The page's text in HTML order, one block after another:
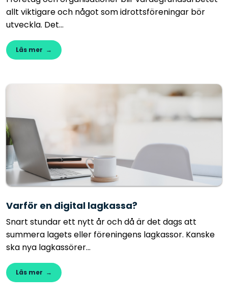
allt viktigare och något som idrottsföreningar bör
utveckla. Det...
Läs mer →
Varför en digital lagkassa?
Snart stundar ett nytt år och då är det dags att
summera lagets eller föreningens lagkassor. Kanske
ska nya lagkassörer...
Läs mer →